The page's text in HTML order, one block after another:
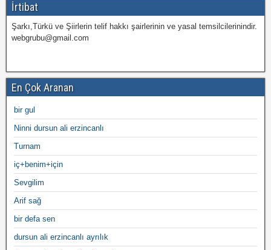
İrtibat
Şarkı,Türkü ve Şiirlerin telif hakkı şairlerinin ve yasal temsilcilerinindir.
webgrubu@gmail.com
En Çok Aranan
bir gul
Ninni dursun ali erzincanlı
Turnam
iç+benim+için
Sevgilim
Arif sağ
bir defa sen
dursun ali erzincanlı ayrılık